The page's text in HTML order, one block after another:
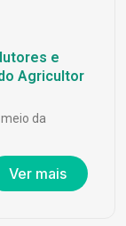
e
Agricultor
da
Ver mais